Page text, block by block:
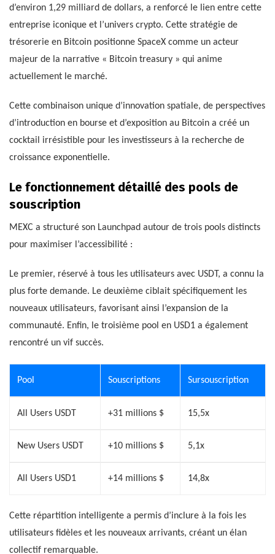
d’environ 1,29 milliard de dollars, a renforcé le lien entre cette
entreprise iconique et l’univers crypto. Cette stratégie de
trésorerie en Bitcoin positionne SpaceX comme un acteur
majeur de la narrative « Bitcoin treasury » qui anime
actuellement le marché.
Cette combinaison unique d’innovation spatiale, de perspectives
d’introduction en bourse et d’exposition au Bitcoin a créé un
cocktail irrésistible pour les investisseurs à la recherche de
croissance exponentielle.
Le fonctionnement détaillé des pools de
souscription
MEXC a structuré son Launchpad autour de trois pools distincts
pour maximiser l’accessibilité :
Le premier, réservé à tous les utilisateurs avec USDT, a connu la
plus forte demande. Le deuxième ciblait spécifiquement les
nouveaux utilisateurs, favorisant ainsi l’expansion de la
communauté. Enfin, le troisième pool en USD1 a également
rencontré un vif succès.
Pool Souscriptions Sursouscription
All Users USDT +31 millions $ 15,5x
New Users USDT +10 millions $ 5,1x
All Users USD1 +14 millions $ 14,8x
Cette répartition intelligente a permis d’inclure à la fois les
utilisateurs fidèles et les nouveaux arrivants, créant un élan
collectif remarquable.